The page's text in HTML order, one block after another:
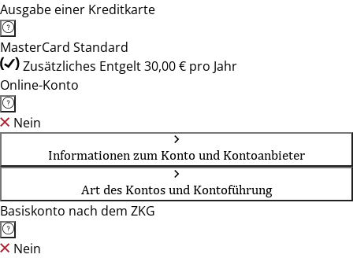
Ausgabe einer Kreditkarte
MasterCard Standard
Zusätzliches Entgelt 30,00 € pro Jahr
Online-Konto
Nein
Informationen zum Konto und Kontoanbieter
Art des Kontos und Kontoführung
Basiskonto nach dem ZKG
Nein